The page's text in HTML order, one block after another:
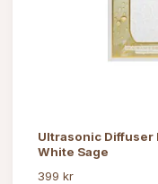
Ultrasonic Diffuser
White Sage
399 kr